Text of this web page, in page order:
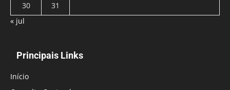
30
31
« jul
Principais Links
Início